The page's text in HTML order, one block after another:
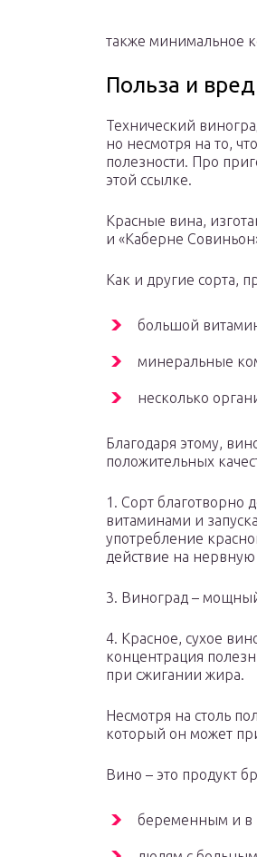
также минимальное
Польза и вред
Технический
но несмотря на то,
полезности. Про
этой ссылке.
Красные вина,
и «Каберне
Как и другие сорта,
большой
минеральные
несколько
Благодаря этому,
положительных
1. Сорт благотворно
витаминами и
употребление
действие на нервную
3. Виноград –
4. Красное, сухое
концентрация
при сжигании жира.
Несмотря на столь
который он может
Вино – это продукт
беременным и в